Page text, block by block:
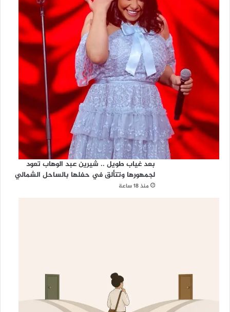
بعد غياب طويل .. شيرين عبد الوهاب تعود
لجمهورها وتتألق في حفلها بالساحل الشمالي
منذ 18 ساعة